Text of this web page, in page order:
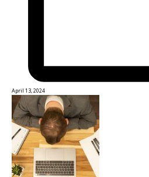
April 13, 2024